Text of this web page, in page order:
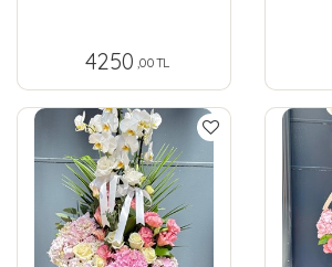
4250 ,00 TL